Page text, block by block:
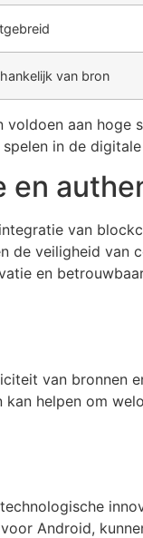
van bron
aan hoge
in de
en
van
de veiligheid van
en
van bronnen
helpen om
Android,